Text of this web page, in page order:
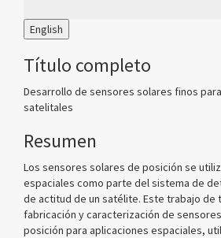
English
Título completo
Desarrollo de sensores solares finos
satelitales
Resumen
Los sensores solares de posición se
espaciales como parte del sistema de
de actitud de un satélite. Este trabajo de
fabricación y caracterización de
posición para aplicaciones espaciales,